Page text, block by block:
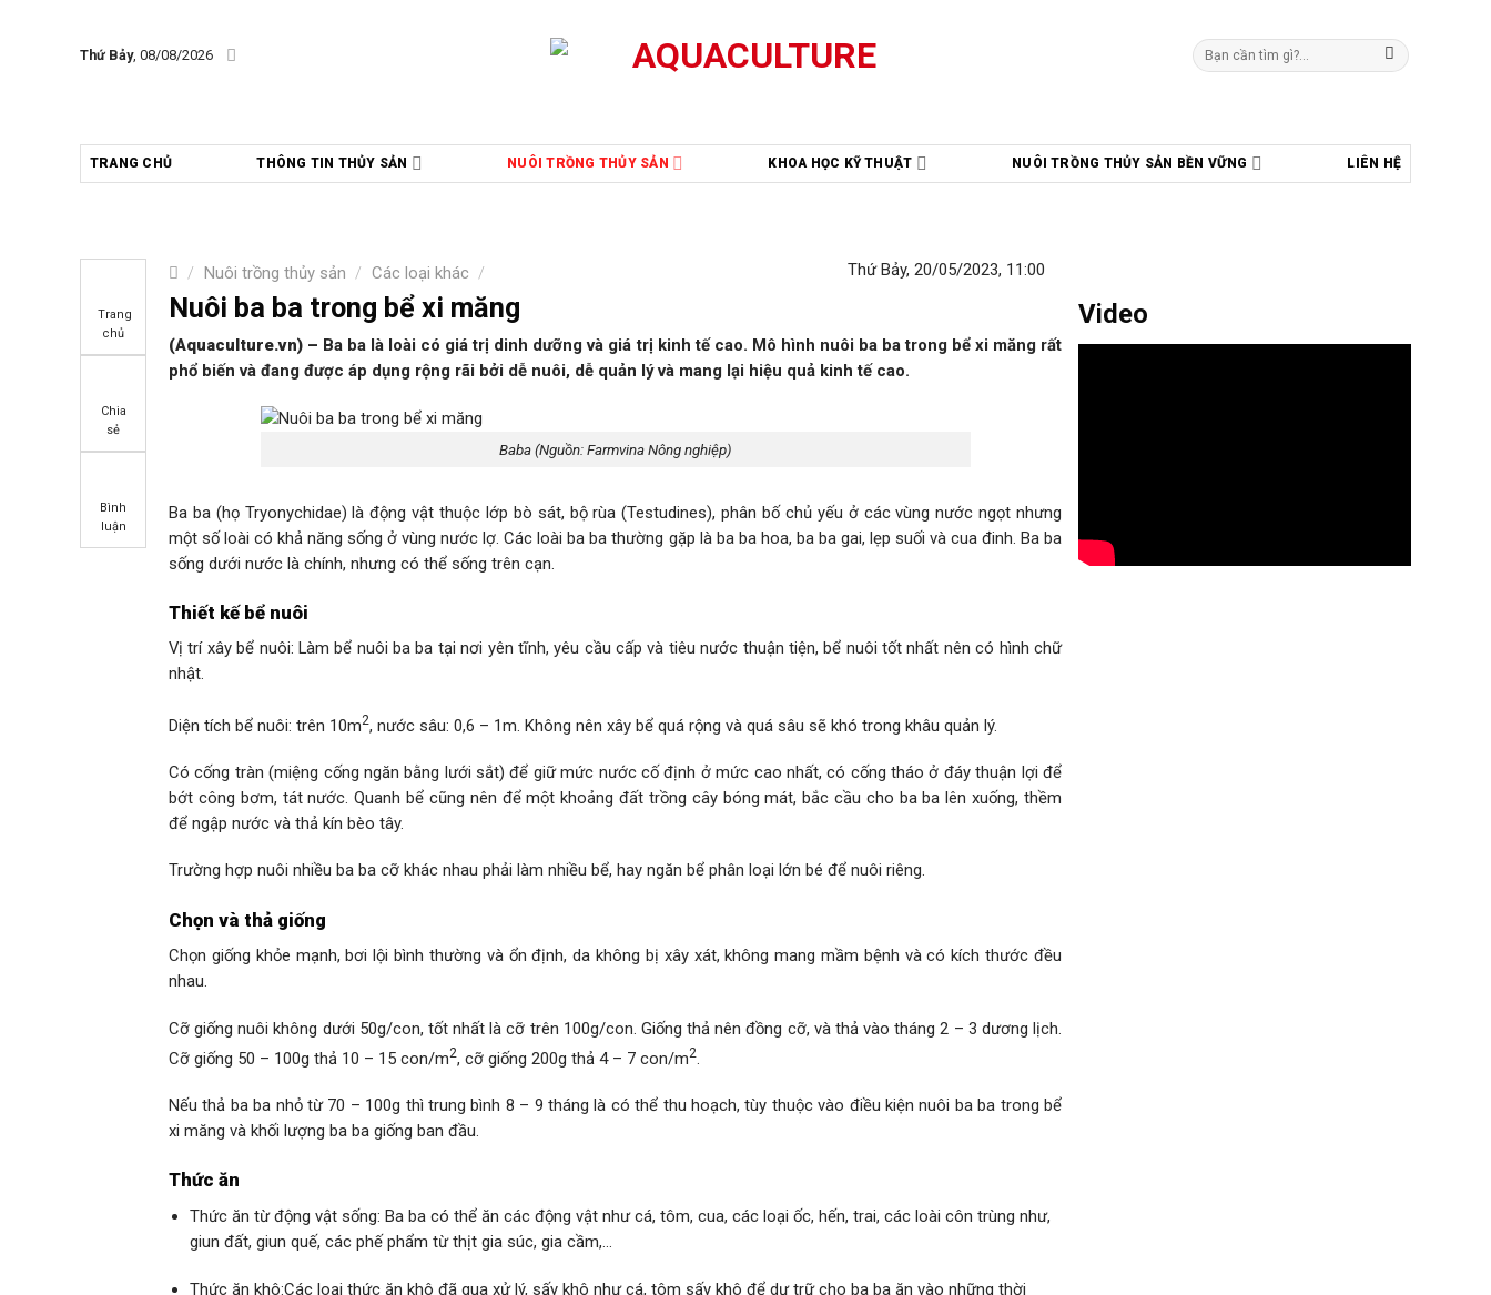
Thứ Bảy, 08/08/2026
Tìm
kiếm:
TRANG CHỦ THÔNG TIN THỦY SẢN NUÔI TRỒNG THỦY SẢN KHOA HỌC KỸ THUẬT NUÔI TRỒNG THỦY SẢN BỀN VỮNG LIÊN HỆ
/ Nuôi trồng thủy sản / Các loại khác /
Trang
chủ
Chia
sẻ
Bình
luận
Thứ Bảy, 20/05/2023, 11:00
Nuôi ba ba trong bể xi măng
(Aquaculture.vn) – Ba ba là loài có giá trị dinh dưỡng và giá trị kinh tế cao. Mô hình nuôi ba ba trong bể xi măng rất
phổ biến và đang được áp dụng rộng rãi bởi dễ nuôi, dễ quản lý và mang lại hiệu quả kinh tế cao.
Baba (Nguồn: Farmvina Nông nghiệp)
Ba ba (họ Tryonychidae) là động vật thuộc lớp bò sát, bộ rùa (Testudines), phân bố chủ yếu ở các vùng nước ngọt nhưng
một số loài có khả năng sống ở vùng nước lợ. Các loài ba ba thường gặp là ba ba hoa, ba ba gai, lẹp suối và cua đinh. Ba ba
sống dưới nước là chính, nhưng có thể sống trên cạn.
Thiết kế bể nuôi
Vị trí xây bể nuôi: Làm bể nuôi ba ba tại nơi yên tĩnh, yêu cầu cấp và tiêu nước thuận tiện, bể nuôi tốt nhất nên có hình chữ
nhật.
Diện tích bể nuôi: trên 10m2, nước sâu: 0,6 – 1m. Không nên xây bể quá rộng và quá sâu sẽ khó trong khâu quản lý.
Có cống tràn (miệng cống ngăn bằng lưới sắt) để giữ mức nước cố định ở mức cao nhất, có cống tháo ở đáy thuận lợi để
bớt công bơm, tát nước. Quanh bể cũng nên để một khoảng đất trồng cây bóng mát, bắc cầu cho ba ba lên xuống, thềm
để ngập nước và thả kín bèo tây.
Trường hợp nuôi nhiều ba ba cỡ khác nhau phải làm nhiều bể, hay ngăn bể phân loại lớn bé để nuôi riêng.
Chọn và thả giống
Chọn giống khỏe mạnh, bơi lội bình thường và ổn định, da không bị xây xát, không mang mầm bệnh và có kích thước đều
nhau.
Cỡ giống nuôi không dưới 50g/con, tốt nhất là cỡ trên 100g/con. Giống thả nên đồng cỡ, và thả vào tháng 2 – 3 dương lịch.
Cỡ giống 50 – 100g thả 10 – 15 con/m2, cỡ giống 200g thả 4 – 7 con/m2
Nếu thả ba ba nhỏ từ 70 – 100g thì trung bình 8 – 9 tháng là có thể thu hoạch, tùy thuộc vào điều kiện nuôi ba ba trong bể
xi măng và khối lượng ba ba giống ban đầu.
Thức ăn
Thức ăn từ động vật sống: Ba ba có thể ăn các động vật như cá, tôm, cua, các loại ốc, hến, trai, các loài côn trùng như,
giun đất, giun quế, các phế phẩm từ thịt gia súc, gia cầm,…
Thức ăn khô:Các loại thức ăn khô đã qua xử lý, sấy khô như cá, tôm sấy khô để dự trữ cho ba ba ăn vào những thời
Video